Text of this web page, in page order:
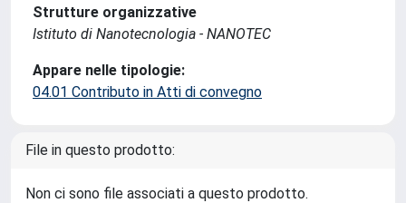
Strutture organizzative
Istituto di Nanotecnologia - NANOTEC
Appare nelle tipologie:
04.01 Contributo in Atti di convegno
File in questo prodotto:
Non ci sono file associati a questo prodotto.